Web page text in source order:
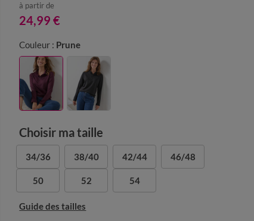
à partir de
24,99 €
Couleur : Prune
Choisir ma taille
34/36 38/40 42/44 46/48
50 52 54
Guide des tailles